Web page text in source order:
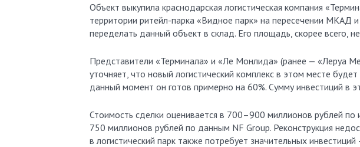
Объект выкупила краснодарская логистическая компания
территории ритейл-парка «Видное парк» на пересечении МКАД
переделать данный объект в склад. Его площадь, скорее всего,
Представители «Терминала» и «Ле Монлида» (ранее — «Леруа
уточняет, что новый логистический комплекс в этом месте
данный момент он готов примерно на 60%. Сумму инвестиций в
Стоимость сделки оценивается в 700–900 миллионов рублей
750 миллионов рублей по данным NF Group. Реконструкция
в логистический парк также потребует значительных